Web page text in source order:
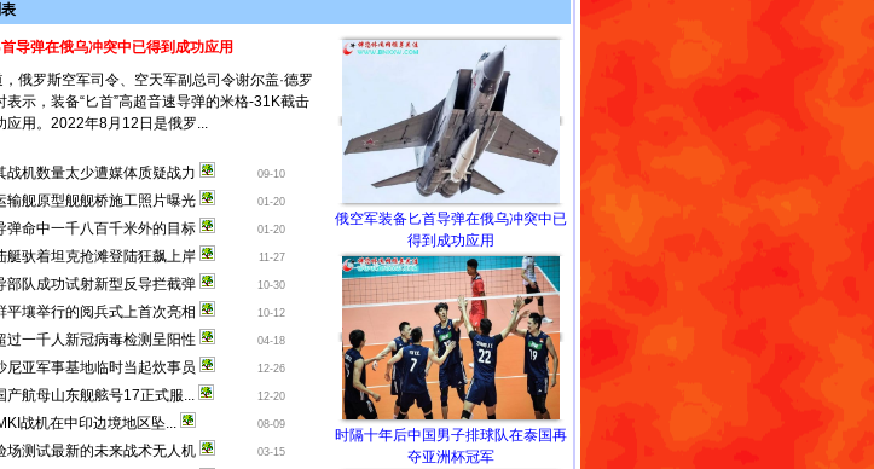
导弹在俄乌冲突中已得到成功应用
罗斯空军司令、空天军副总司令谢尔盖·德罗
示，装备“匕首”高超音速导弹的米格-31K截击
应用。2022年8月12日是俄罗...
战机数量太少遭媒体质疑战力 09-10
输舰原型舰舰桥施工照片曝光 01-20
弹命中一千八百千米外的目标 01-20
艇驮着坦克抢滩登陆狂飙上岸 11-27
部队成功试射新型反导拦截弹 10-30
平壤举行的阅兵式上首次亮相 10-12
过一千人新冠病毒检测呈阳性 04-18
尼亚军事基地临时当起炊事员 12-26
产航母山东舰舷号17正式服... 12-20
战机在中印边境地区坠... 08-09
场测试最新的未来战术无人机 03-15
俄空军装备匕首导弹在俄乌冲突中已
得到成功应用
时隔十年后中国男子排球队在泰国再
夺亚洲杯冠军